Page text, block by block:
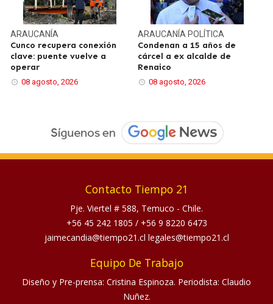
ARAUCANÍA
Cunco recupera conexión
clave: puente vuelve a
operar
08 agosto, 2026
ARAUCANÍA POLÍTICA
Condenan a 15 años de
cárcel a ex alcalde de
Renaico
08 agosto, 2026
Contacto Tiempo 21
Pje. Viertel # 588, Temuco - Chile.
+56 45 242 1805 / +56 9 8220 6473
jaimecandia@tiempo21.cl legales@tiempo21.cl
Equipo De Trabajo
Diseño y Pre-prensa: Cristina Espinoza. Periodista: Claudio
Nuñez.